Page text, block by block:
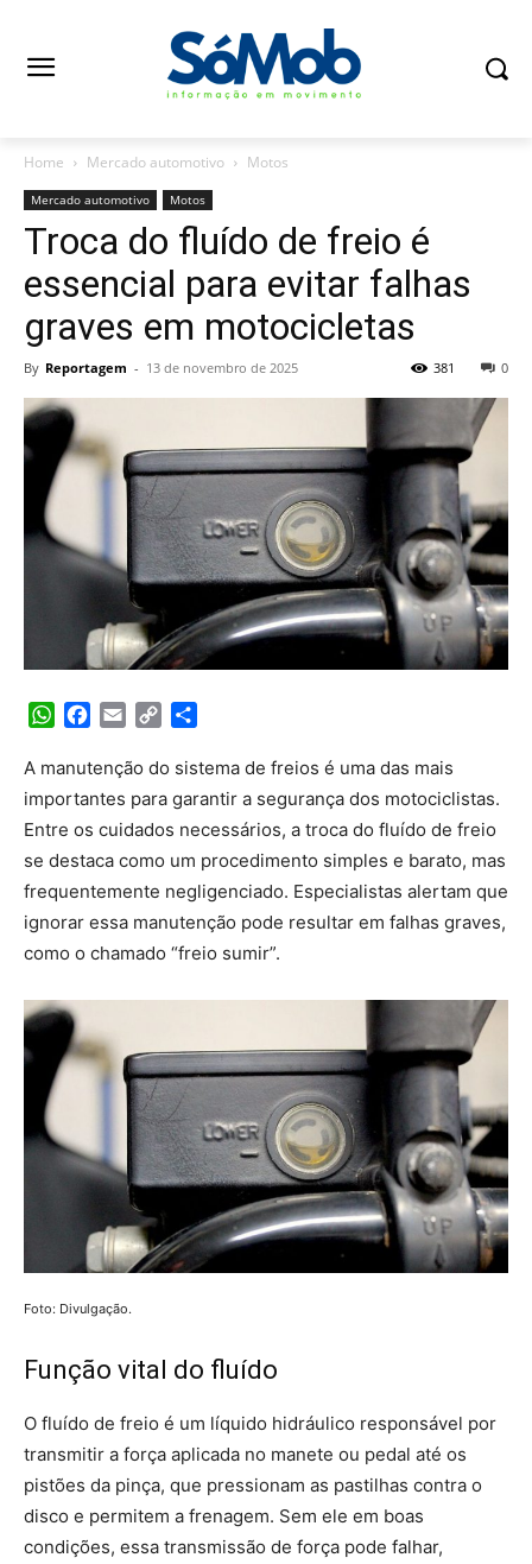
Home Mercado automotivo Motos
Mercado automotivo Motos
Troca do fluído de freio é
essencial para evitar falhas
graves em motocicletas
By Reportagem - 13 de novembro de 2025 0
381
WhatsApp
Facebook
Email Copy
A manutenção do sistema de freios é uma das mais
importantes para garantir a segurança dos motociclistas.
Entre os cuidados necessários, a troca do fluído de freio
se destaca como um procedimento simples e barato, mas
frequentemente negligenciado. Especialistas alertam que
ignorar essa manutenção pode resultar em falhas graves,
como o chamado “freio sumir”.
Foto: Divulgação.
Função vital do fluído
O fluído de freio é um líquido hidráulico responsável por
transmitir a força aplicada no manete ou pedal até os
pistões da pinça, que pressionam as pastilhas contra o
disco e permitem a frenagem. Sem ele em boas
condições, essa transmissão de força pode falhar,